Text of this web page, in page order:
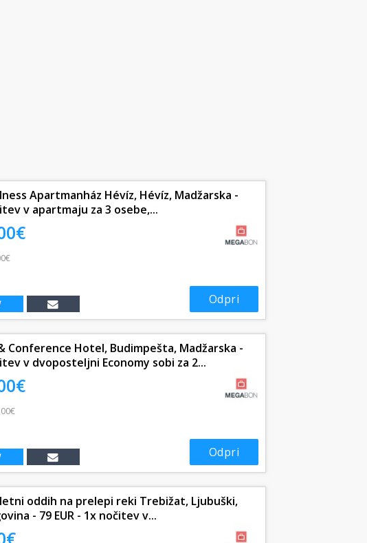
Apartmanház Hévíz, Hévíz, Madžarska -
v apartmaju za 3 osebe,...
Odpri
Conference Hotel, Budimpešta, Madžarska -
v dvoposteljni Economy sobi za 2...
Odpri
oddih na prelepi reki Trebižat, Ljubuški,
- 79 EUR - 1x nočitev v...